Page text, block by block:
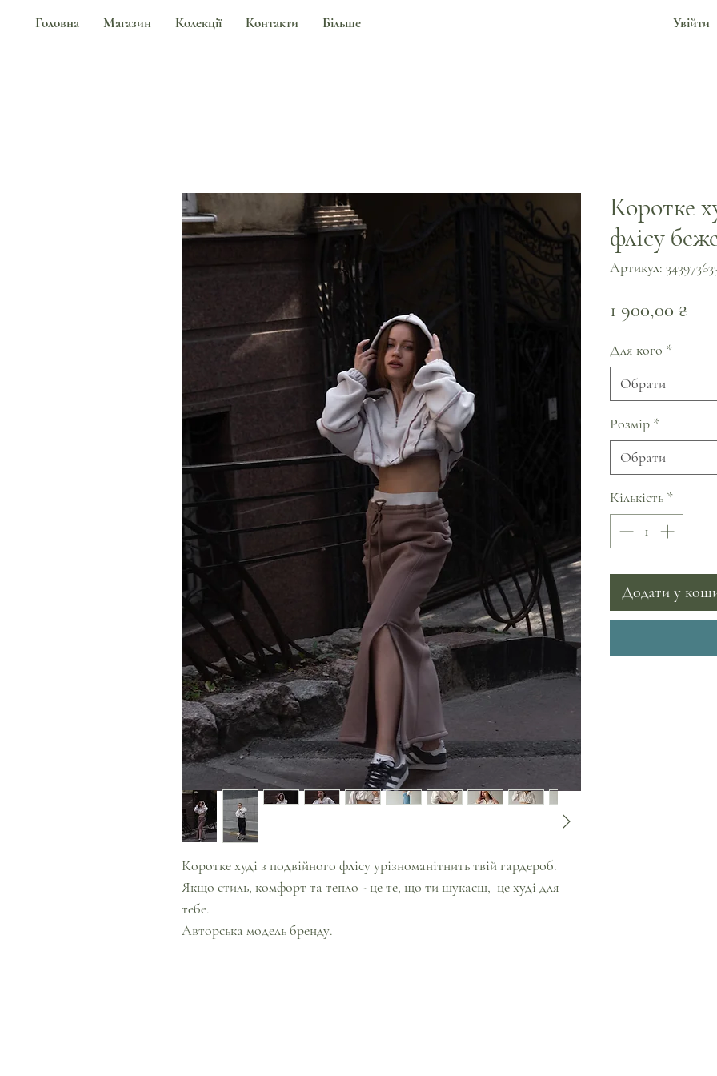
Головна Магазин Колекції Контакти Більше Увійти
Коротке худі з подвійного флісу урізноманітнить твій гардероб.
Якщо стиль, комфорт та тепло - це те, що ти шукаєш, це худі для
тебе.
Авторська модель бренду.
Коротке
флісу
Артикул:
1 900,00 ₴
Для кого *
Обрати
Розмір *
Обрати
Кількість *
Додати у